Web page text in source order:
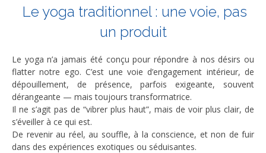
Le yoga traditionnel : une voie, pas
un produit
Le yoga n’a jamais été conçu pour répondre à nos désirs ou
flatter notre ego. C’est une voie d’engagement intérieur, de
dépouillement, de présence, parfois exigeante, souvent
dérangeante — mais toujours transformatrice.
Il ne s’agit pas de “vibrer plus haut”, mais de voir plus clair, de
s’éveiller à ce qui est.
De revenir au réel, au souffle, à la conscience, et non de fuir
dans des expériences exotiques ou séduisantes.